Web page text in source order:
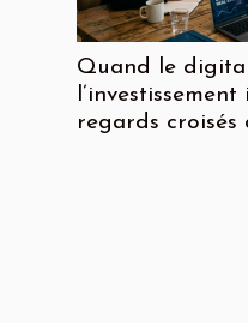
Quand le
regards croisés